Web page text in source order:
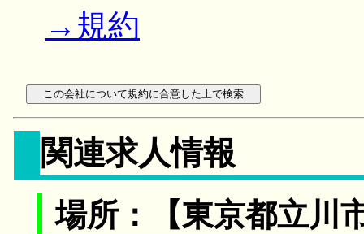
→規約
関連求人情報
場所：【東京都立川